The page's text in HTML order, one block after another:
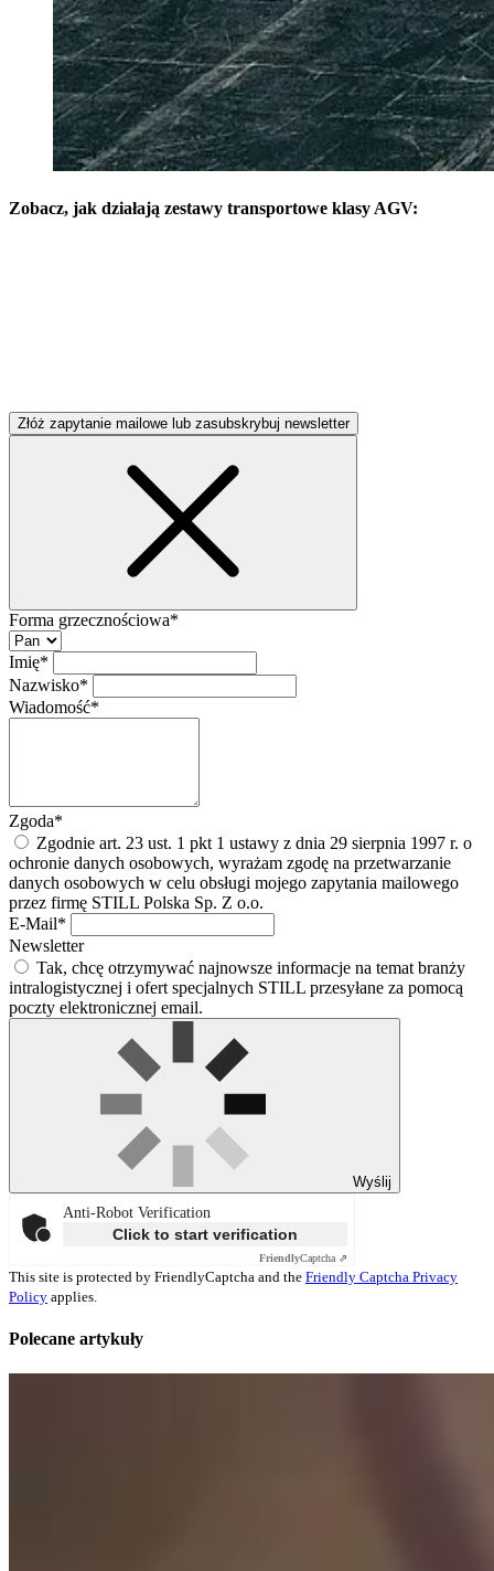
Zobacz, jak działają zestawy transportowe klasy AGV:
Złóż zapytanie mailowe lub zasubskrybuj newsletter
Forma grzecznościowa*
Imię*
Nazwisko*
Wiadomość*
Zgoda*
Zgodnie art. 23 ust. 1 pkt 1 ustawy z dnia 29 sierpnia 1997 r. o
ochronie danych osobowych, wyrażam zgodę na przetwarzanie
danych osobowych w celu obsługi mojego zapytania mailowego
przez firmę STILL Polska Sp. Z o.o.
E-Mail*
Newsletter
Tak, chcę otrzymywać najnowsze informacje na temat branży
intralogistycznej i ofert specjalnych STILL przesyłane za pomocą
poczty elektronicznej email.
Wyślij
Anti-Robot Verification
Click to start verification
FriendlyCaptcha ⇗
This site is protected by FriendlyCaptcha and the Friendly Captcha Privacy
Policy applies.
Polecane artykuły